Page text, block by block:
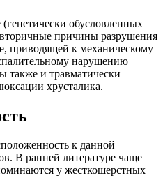
обусловленных
причины разрушения
приводящей к механическому
нарушению
также и травматически
хрусталика.
к данной
В ранней литературе чаще
у жесткошерстных